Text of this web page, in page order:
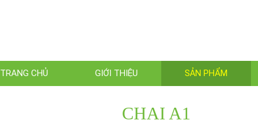
TRANG CHỦ GIỚI THIỆU SẢN PHẨM
CHAI A1